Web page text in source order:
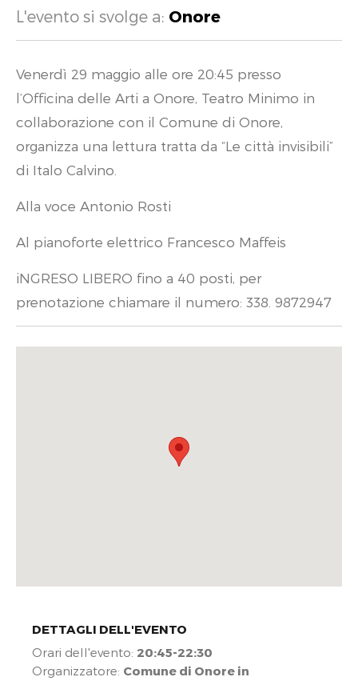
L'evento si svolge a: Onore
Venerdì 29 maggio alle ore 20:45 presso
l’Officina delle Arti a Onore, Teatro Minimo in
collaborazione con il Comune di Onore,
organizza una lettura tratta da “Le città invisibili”
di Italo Calvino.
Alla voce Antonio Rosti
Al pianoforte elettrico Francesco Maffeis
iNGRESO LIBERO fino a 40 posti, per
prenotazione chiamare il numero: 338. 9872947
DETTAGLI DELL'EVENTO
Orari dell'evento: 20:45-22:30
Organizzatore: Comune di Onore in